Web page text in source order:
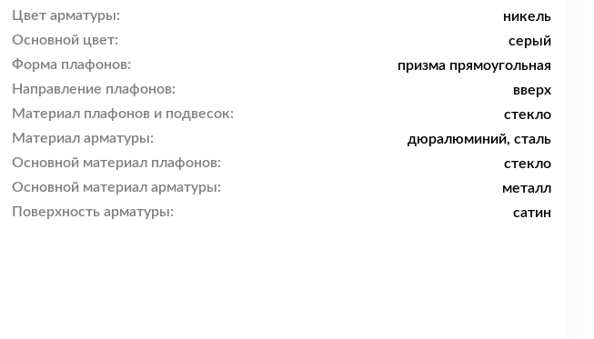
Цвет арматуры:
никель
Основной цвет:
серый
Форма плафонов:
призма прямоугольная
Направление плафонов:
вверх
Материал плафонов и подвесок:
стекло
Материал арматуры:
дюралюминий, сталь
Основной материал плафонов:
стекло
Основной материал арматуры:
металл
Поверхность арматуры:
сатин